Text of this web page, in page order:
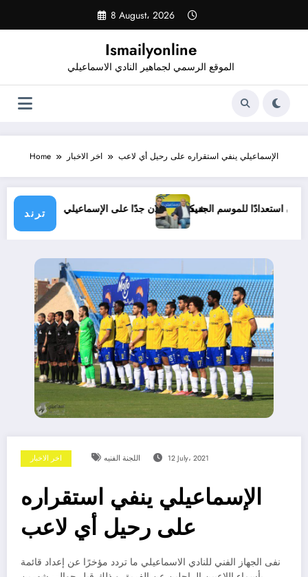
content
8 August، 2026
Ismailyonline
الموقع الرسمي لجماهير النادي الاسماعيلي
Home اخر الاخبار الإسماعيلي ينفي استقراره على رحيل أي لاعب
ترند
شيكابالا: زعلان جدًا على الإسماعيلي..حتى الآن استعدادًا للموسم الجديد
اخر الاخبار اللجنة الفنيه 12 July، 2021
الإسماعيلي ينفي استقراره
على رحيل أي لاعب
نفى الجهاز الفني للنادي الاسماعيلي ما تردد مؤخرًا عن إعداد قائمة